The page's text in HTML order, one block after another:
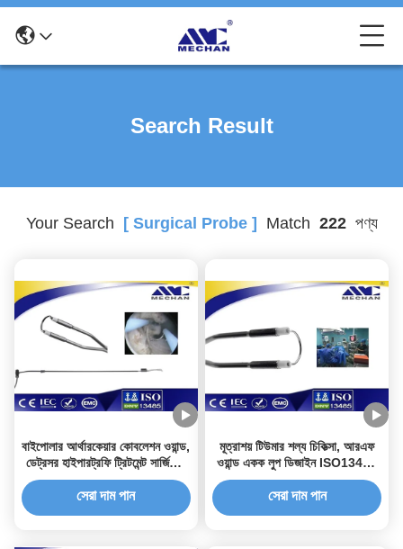
Search Result
Your Search [ Surgical Probe ] Match 222পণ্য
বাইপোলার আর্থারকেয়ার কোবলেশন ওয়ান্ড,
ডেট্রসর হাইপারট্রফি ট্রিটমেন্ট সার্জিকাল
প্রোব
সেরা দাম পান
মূত্রাশয় টিউমার শল্য চিকিত্সা, আরএফ
ওয়ান্ড একক লুপ ডিজাইন ISO13485
শংসাপত্রযুক্ত
সেরা দাম পান